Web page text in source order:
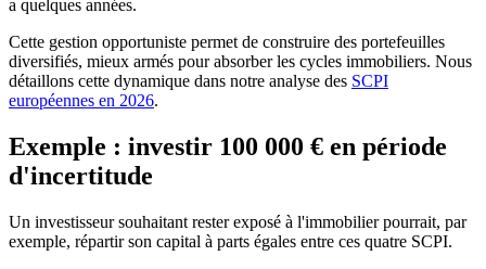
a quelques années.
Cette gestion opportuniste permet de construire des portefeuilles
diversifiés, mieux armés pour absorber les cycles immobiliers. Nous
détaillons cette dynamique dans notre analyse des SCPI
européennes en 2026.
Exemple : investir 100 000 € en période
d'incertitude
Un investisseur souhaitant rester exposé à l'immobilier pourrait, par
exemple, répartir son capital à parts égales entre ces quatre SCPI.